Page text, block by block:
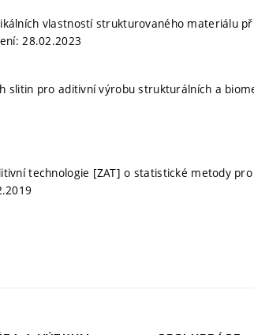
vlastností strukturovaného materiálu
28.02.2023
slitin pro aditivní výrobu strukturálních a
technologie [ZAT] o statistické metody